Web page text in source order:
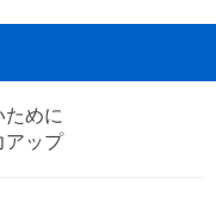
ために
アップ